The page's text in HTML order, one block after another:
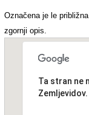
Označena je le
zgornji opis.
Ta stran ne
Zemljevidov.